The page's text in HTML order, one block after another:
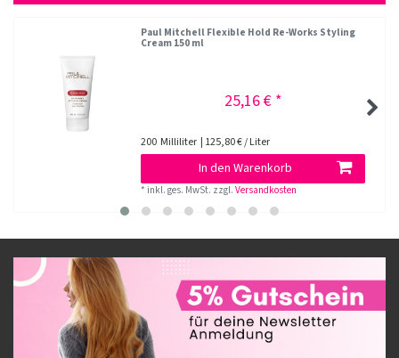
Paul Mitchell Flexible Hold Re-Works Styling
Cream 150 ml
25,16 € *
200 Milliliter | 125,80 € / Liter
In den Warenkorb
* inkl. ges. MwSt. zzgl.Versandkosten